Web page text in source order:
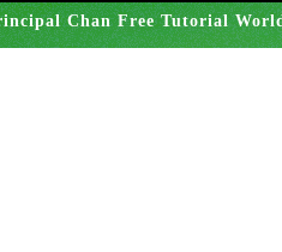
Chan Free Tutorial